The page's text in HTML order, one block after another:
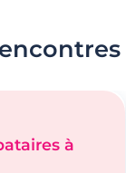
à